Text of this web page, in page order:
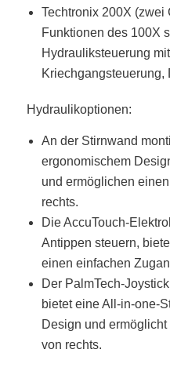
Techtronix 200X (zwei
Funktionen des 100X
Hydrauliksteuerung
Kriechgangsteuerung,
Hydraulikoptionen:
An der Stirnwand
ergonomischem
und ermöglichen
rechts.
Die AccuTouch-
Antippen steuern,
einen einfachen
Der PalmTech-
bietet eine All-in-one-
Design und
von rechts.